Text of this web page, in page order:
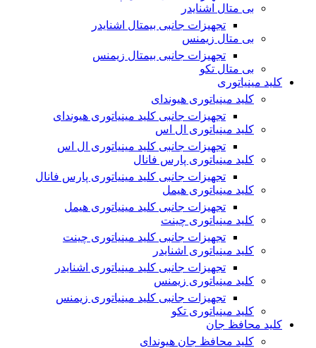
بی متال اشنایدر
تجهیزات جانبی بیمتال اشنایدر
بی متال زیمنس
تجهیزات جانبی بیمتال زیمنس
بی متال تکو
کلید مینیاتوری
کلید مینیاتوری هیوندای
تجهیزات جانبی کلید مینیاتوری هیوندای
کلید مینیاتوری ال اس
تجهیزات جانبی کلید مینیاتوری ال اس
کلید مینیاتوری پارس فانال
تجهیزات جانبی کلید مینیاتوری پارس فانال
کلید مینیاتوری هیمل
تجهیزات جانبی کلید مینیاتوری هیمل
کلید مینیاتوری چینت
تجهیزات جانبی کلید مینیاتوری چینت
کلید مینیاتوری اشنایدر
تجهیزات جانبی کلید مینیاتوری اشنایدر
کلید مینیاتوری زیمنس
تجهیزات جانبی کلید مینیاتوری زیمنس
کلید مینیاتوری تکو
کلید محافظ جان
کلید محافظ جان هیوندای